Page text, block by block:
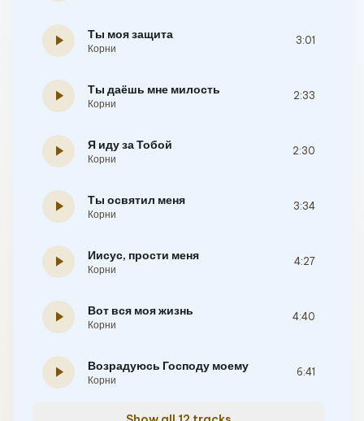
play_arrow Ты моя защита
Корни
3:01
play_arrow Ты даёшь мне милость
Корни
2:33
play_arrow Я иду за Тобой
Корни
2:30
play_arrow Ты освятил меня
Корни
3:34
play_arrow Иисус, прости меня
Корни
4:27
play_arrow Вот вся моя жизнь
Корни
4:40
play_arrow Возрадуюсь Господу моему
Корни
6:41